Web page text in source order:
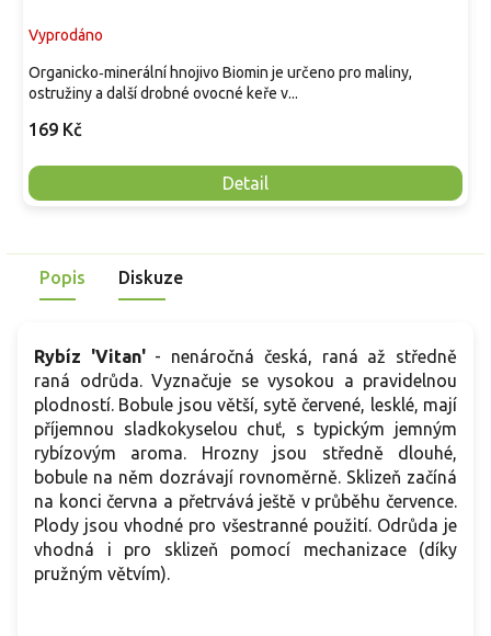
Vyprodáno
169 Kč
Detail
Organicko‑minerální hnojivo Biomin je určeno pro maliny,
ostružiny a další drobné ovocné keře v...
Popis Diskuze
Rybíz 'Vitan'- nenáročná česká, raná až středně
raná odrůda. Vyznačuje se vysokou a pravidelnou
plodností. Bobule jsou větší, sytě červené, lesklé, mají
příjemnou sladkokyselou chuť, s typickým jemným
rybízovým aroma. Hrozny jsou středně dlouhé,
bobule na něm dozrávají rovnoměrně. Sklizeň začíná
na konci června a přetrvává ještě v průběhu července.
Plody jsou vhodné pro všestranné použití. Odrůda je
vhodná i pro sklizeň pomocí mechanizace (díky
pružným větvím).